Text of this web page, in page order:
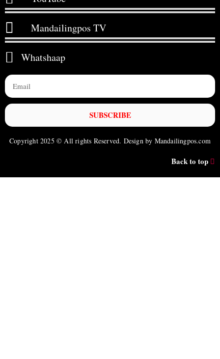
Mandailingpos TV
Whatshaap
SUBSCRIBE
Copyright 2025 © All rights Reserved. Design by Mandailingpos.com
Back to top